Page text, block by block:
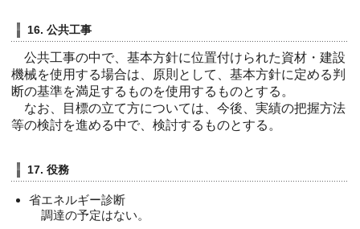
16. 公共工事
公共工事の中で、基本方針に位置付けられた資材・建設
機械を使用する場合は、原則として、基本方針に定める判
断の基準を満足するものを使用するものとする。
なお、目標の立て方については、今後、実績の把握方法
等の検討を進める中で、検討するものとする。
17. 役務
省エネルギー診断
調達の予定はない。